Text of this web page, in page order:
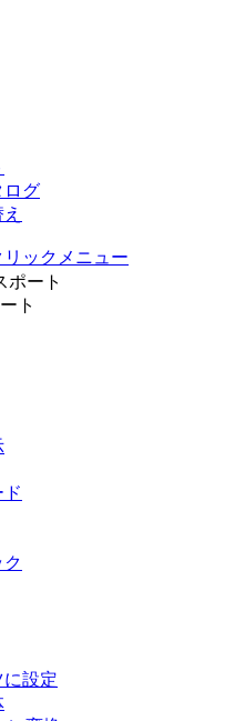
ログ
ックメニュー
ポート
ト
に設定